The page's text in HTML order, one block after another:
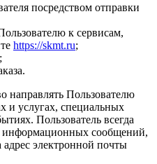
посредством отправки
к сервисам,
https://skmt.ru;
направлять Пользователю
и услугах, специальных
Пользователь всегда
информационных сообщений,
электронной почты